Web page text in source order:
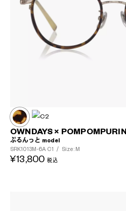
OWNDAYS × POMPOMPURIN
ぷるんっと model
SRK1013M-6A C1 / Size: M
¥13,800 税込